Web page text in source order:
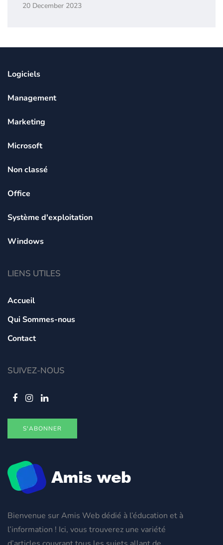
20 December 2023
Bienvenue sur Amis Web dédié à l’éducation et à
l’information ! Ici, vous trouverez une variété
Logiciels
Management
Marketing
Microsoft
Non classé
Office
Système d'exploitation
Windows
LIENS UTILES
Accueil
Qui Sommes-nous
Contact
SUIVEZ-NOUS
S'ABONNER